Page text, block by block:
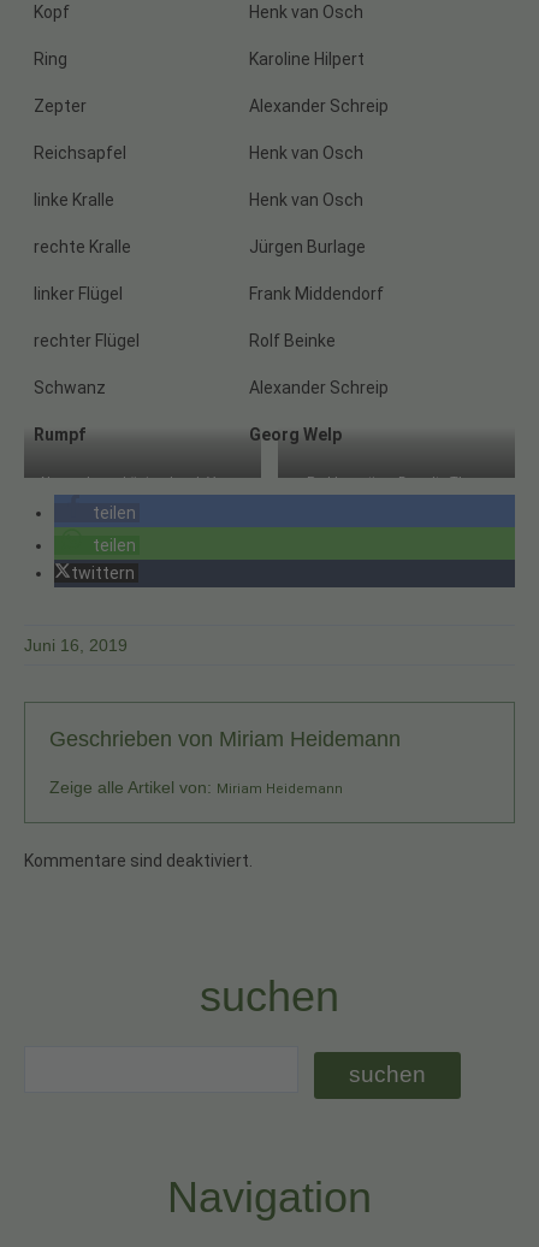
Kopf Henk van Osch
Ring Karoline Hilpert
Zepter Alexander Schreip
Reichsapfel Henk van Osch
linke Kralle Henk van Osch
rechte Kralle Jürgen Burlage
linker Flügel Frank Middendorf
rechter Flügel Rolf Beinke
Schwanz Alexander Schreip
Rumpf Georg Welp
Neuer Jugenkönig: Jacob Voege
mit seinen Adjudantinnen.
Proklamation: Der alte Thron
teilen
teilen
twittern
Juni 16, 2019
Geschrieben von Miriam Heidemann
Zeige alle Artikel von: Miriam Heidemann
Kommentare sind deaktiviert.
suchen
Navigation